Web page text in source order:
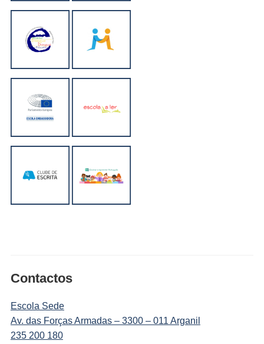
Contactos
Escola Sede
Av. das Forças Armadas – 3300 – 011 Arganil
235 200 180